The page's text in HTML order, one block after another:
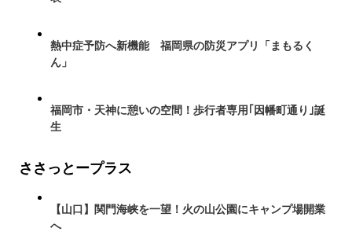
熱中症予防へ新機能 福岡県の防災アプリ「まもるく
ん」
福岡市・天神に憩いの空間！歩行者専用｢因幡町通り｣誕
生
ささっとープラス
【山口】関門海峡を一望！火の山公園にキャンプ場開業
へ